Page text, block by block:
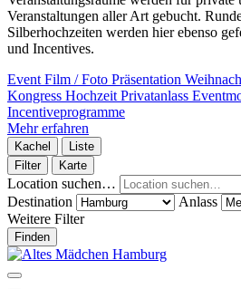
Veranstaltungen aller Art gebucht.
Silberhochzeiten werden hier ebenso
und Incentives.
Event Film / Foto Präsentation
Kongress Hochzeit Privatanlass
Incentiveprogramme
Mehr erfahren
Kachel
Liste
Filter
Karte
Location suchen…
Destination
Anlass
Weitere Filter
Finden